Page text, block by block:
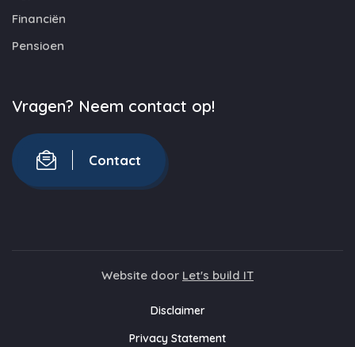
Financiën
Pensioen
Vragen? Neem contact op!
Contact
Website door Let's build IT
Disclaimer
Privacy Statement